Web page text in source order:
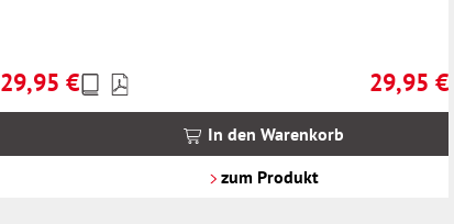
Regulärer Preis:
29,95 € 29,95 €
Preise
inkl.
In den Warenkorb
zum Produkt